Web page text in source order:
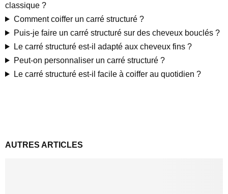
classique ?
Comment coiffer un carré structuré ?
Puis-je faire un carré structuré sur des cheveux bouclés ?
Le carré structuré est-il adapté aux cheveux fins ?
Peut-on personnaliser un carré structuré ?
Le carré structuré est-il facile à coiffer au quotidien ?
AUTRES ARTICLES